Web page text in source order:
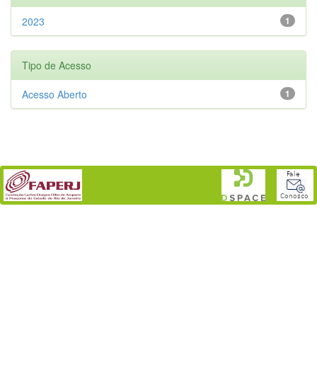
1
2023
Tipo de Acesso
1
Acesso Aberto